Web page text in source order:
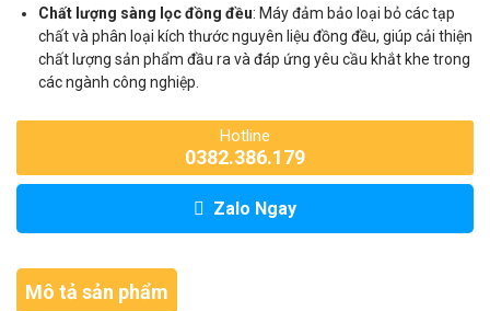
Chất lượng sàng lọc đồng đều: Máy đảm bảo loại bỏ các tạp
chất và phân loại kích thước nguyên liệu đồng đều, giúp cải thiện
chất lượng sản phẩm đầu ra và đáp ứng yêu cầu khắt khe trong
các ngành công nghiệp.
Hotline
0382.386.179
Zalo Ngay
Mô tả sản phẩm